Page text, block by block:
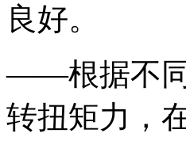
良好。
——根据不同
转扭矩力，